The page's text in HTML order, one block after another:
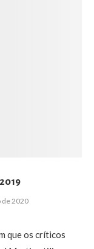
de 2020
que os críticos